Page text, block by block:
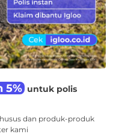
5% untuk polis
dan produk-produk
kami